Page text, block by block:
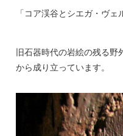
「コア渓谷とシエガ・ヴ
旧石器時代の岩絵の残る
から成り立っています。